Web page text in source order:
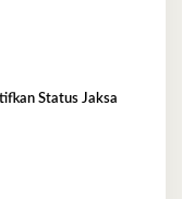
Status Jaksa